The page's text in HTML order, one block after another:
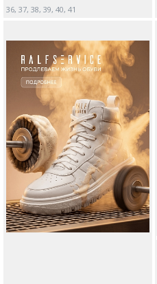
36, 37, 38, 39, 40, 41